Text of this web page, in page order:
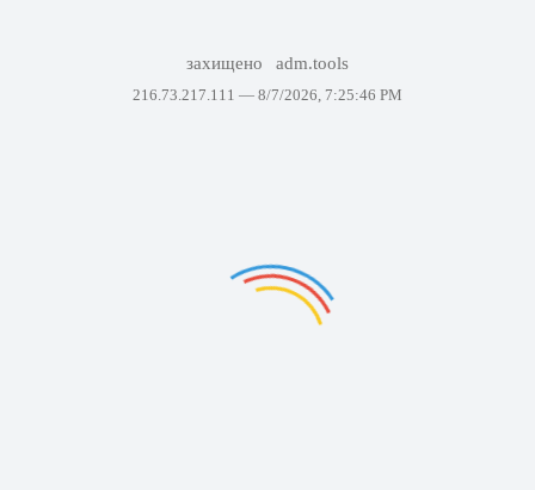
захищено adm.tools
216.73.217.111 — 8/7/2026, 7:25:46 PM